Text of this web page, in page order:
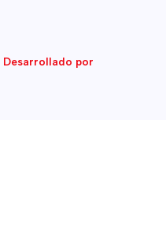
Desarrollado por